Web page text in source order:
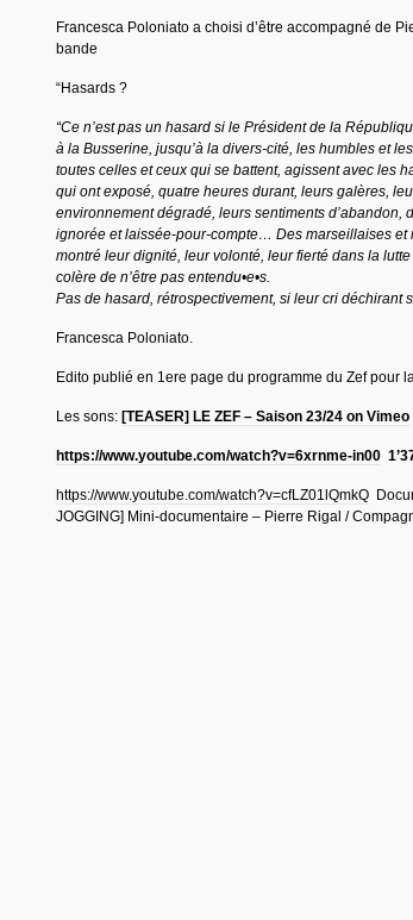
Francesca Poloniato a choisi d’être accompagné de
bande
“Hasards ?
“Ce n’est pas un hasard si le Président de la
à la Busserine, jusqu’à la divers-cité, les humbles et
toutes celles et ceux qui se battent, agissent avec les
qui ont exposé, quatre heures durant, leurs galères,
environnement dégradé, leurs sentiments d’abandon,
ignorée et laissée-pour-compte… Des marseillaises et
montré leur dignité, leur volonté, leur fierté dans la
colère de n’être pas entendu•e•s.
Pas de hasard, rétrospectivement, si leur cri déchirant
Francesca Poloniato.
Edito publié en 1ere page du programme du Zef pour
Les sons: [TEASER] LE ZEF – Saison 23/24 on Vimeo
https://www.youtube.com/watch?v=6xrnme-in00
https://www.youtube.com/watch?v=cfLZ01lQmkQ
JOGGING] Mini-documentaire – Pierre Rigal /